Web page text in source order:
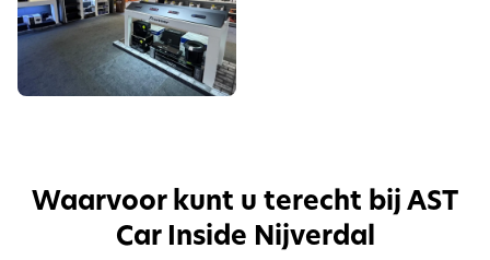
Waarvoor kunt u terecht bij AST
Car Inside Nijverdal